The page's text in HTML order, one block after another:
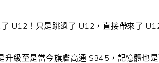
U12！只是跳過了 U12，直接帶來了
升級至是當今旗艦高通 S845，記憶體也